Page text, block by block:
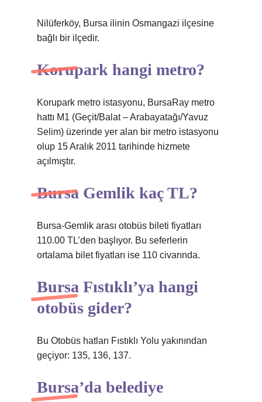
Nilüferköy, Bursa ilinin Osmangazi ilçesine
bağlı bir ilçedir.
Korupark hangi metro?
Korupark metro istasyonu, BursaRay metro
hattı M1 (Geçit/Balat – Arabayatağı/Yavuz
Selim) üzerinde yer alan bir metro istasyonu
olup 15 Aralık 2011 tarihinde hizmete
açılmıştır.
Bursa Gemlik kaç TL?
Bursa-Gemlik arası otobüs bileti fiyatları
110.00 TL’den başlıyor. Bu seferlerin
ortalama bilet fiyatları ise 110 civarında.
Bursa Fıstıklı’ya hangi
otobüs gider?
Bu Otobüs hatları Fıstıklı Yolu yakınından
geçiyor: 135, 136, 137.
Bursa’da belediye